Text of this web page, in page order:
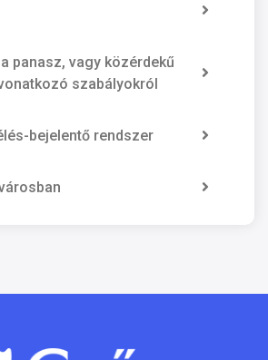
panasz, vagy közérdekű
szabályokról
bejelentő rendszer